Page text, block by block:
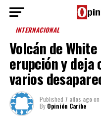
INTERNACIONAL
Volcán de
erupción y deja
varios
Published 7 años agoon
By Opinión Caribe